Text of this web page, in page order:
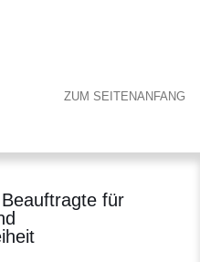
ZUM SEITENANFANG
für